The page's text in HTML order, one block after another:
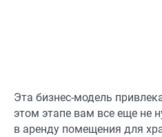
Эта бизнес-модель
этом этапе вам все еще не
в аренду помещения для